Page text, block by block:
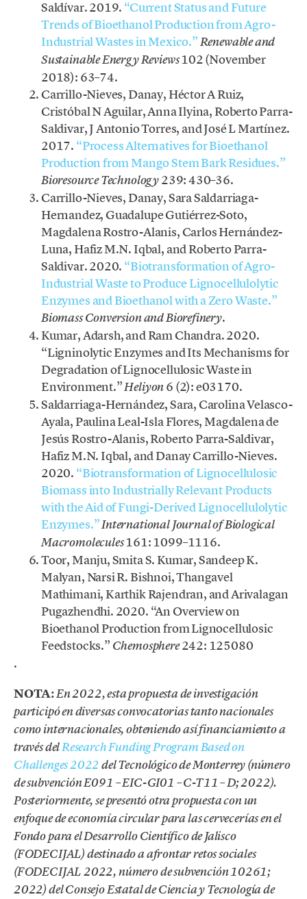
Saldívar. 2019. “Current Status and Future
Trends of Bioethanol Production from Agro-
Industrial Wastes in Mexico.”Renewable and
Sustainable Energy Reviews102 (November
2018): 63–74.
Carrillo-Nieves, Danay, Héctor A Ruiz,
Cristóbal N Aguilar, Anna Ilyina, Roberto Parra-
Saldivar, J Antonio Torres, and José L Martínez.
2017. “Process Alternatives for Bioethanol
Production from Mango Stem Bark Residues.”
Bioresource Technology239: 430–36.
Carrillo-Nieves, Danay, Sara Saldarriaga-
Hernandez, Guadalupe Gutiérrez-Soto,
Magdalena Rostro-Alanis, Carlos Hernández-
Luna, Hafiz M.N. Iqbal, and Roberto Parra-
Saldivar. 2020. “Biotransformation of Agro-
Industrial Waste to Produce Lignocellulolytic
Enzymes and Bioethanol with a Zero Waste.”
Biomass Conversion and Biorefinery.
Kumar, Adarsh, and Ram Chandra. 2020.
“Ligninolytic Enzymes and Its Mechanisms for
Degradation of Lignocellulosic Waste in
Environment.”Heliyon6 (2): e03170.
Saldarriaga-Hernández, Sara, Carolina Velasco-
Ayala, Paulina Leal-Isla Flores, Magdalena de
Jesús Rostro-Alanis, Roberto Parra-Saldivar,
Hafiz M.N. Iqbal, and Danay Carrillo-Nieves.
2020. “Biotransformation of Lignocellulosic
Biomass into Industrially Relevant Products
with the Aid of Fungi-Derived Lignocellulolytic
Enzymes.”International Journal of Biological
Macromolecules161: 1099–1116.
Toor, Manju, Smita S. Kumar, Sandeep K.
Malyan, Narsi R. Bishnoi, Thangavel
Mathimani, Karthik Rajendran, and Arivalagan
Pugazhendhi. 2020. “An Overview on
Bioethanol Production from Lignocellulosic
Feedstocks.” Chemosphere242: 125080
.
NOTA:En 2022, esta propuesta de investigación
participó en diversas convocatorias tanto nacionales
como internacionales, obteniendo así financiamiento a
través delResearch Funding Program Based on
Challenges 2022del Tecnológico de Monterrey (número
de subvención E091 – EIC-GI01 – C-T11 – D; 2022).
Posteriormente, se presentó otra propuesta con un
enfoque de economía circular para las cervecerías en el
Fondo para el Desarrollo Científico de Jalisco
(FODECIJAL) destinado a afrontar retos sociales
(FODECIJAL 2022, número de subvención 10261;
2022) del Consejo Estatal de Ciencia y Tecnología de